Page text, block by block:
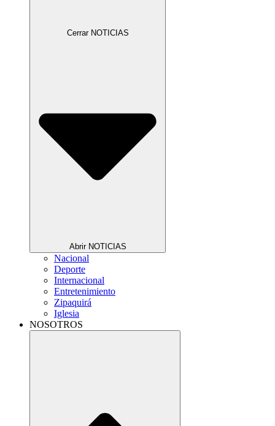
Cerrar NOTICIAS
Abrir NOTICIAS
Nacional
Deporte
Internacional
Entretenimiento
Zipaquirá
Iglesia
NOSOTROS